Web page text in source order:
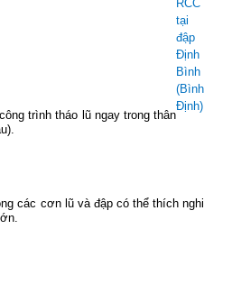
RCC
tại
đập
Định
Bình
(Bình
Định)
trình tháo lũ ngay trong thân
các cơn lũ và đập có thể thích nghi